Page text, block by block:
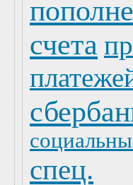
счета
спец.